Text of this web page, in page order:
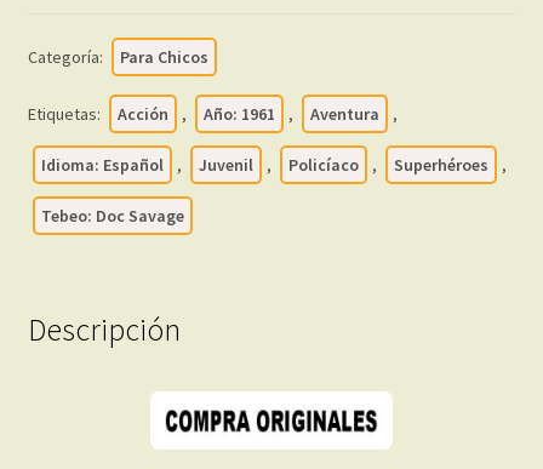
Colección
Completa
26
Tebeos
En
-
Descarga
Categoría: Para Chicos
Etiquetas: Acción , Año: 1961 , Aventura ,
Idioma: Español , Juvenil , Policíaco , Superhéroes ,
Tebeo: Doc Savage
Descripción